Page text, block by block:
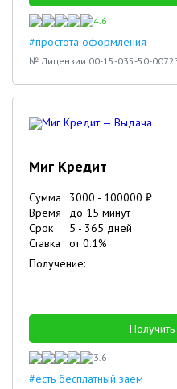
4.6
#простота оформления
№ Лицензии 00-15-035-50-
Миг Кредит
Сумма 3000 - 100000 ₽
Время
до 15 минут
Срок
5 - 365 дней
Ставка
от0.1%
Получение:
3.6
#есть бесплатный заем